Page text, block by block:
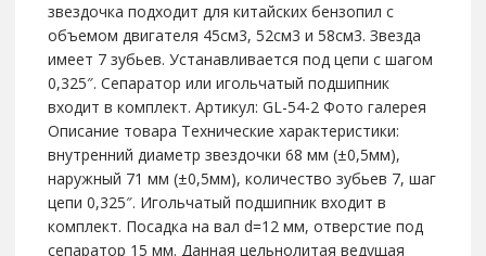
звездочка подходит для китайских бензопил с
объемом двигателя 45см3, 52см3 и 58см3. Звезда
имеет 7 зубьев. Устанавливается под цепи с шагом
0,325″. Сепаратор или игольчатый подшипник
входит в комплект. Артикул: GL-54-2 Фото галерея
Описание товара Технические характеристики:
внутренний диаметр звездочки 68 мм (±0,5мм),
наружный 71 мм (±0,5мм), количество зубьев 7, шаг
цепи 0,325″. Игольчатый подшипник входит в
комплект. Посадка на вал d=12 мм, отверстие под
сепаратор 15 мм. Данная цельнолитая ведущая